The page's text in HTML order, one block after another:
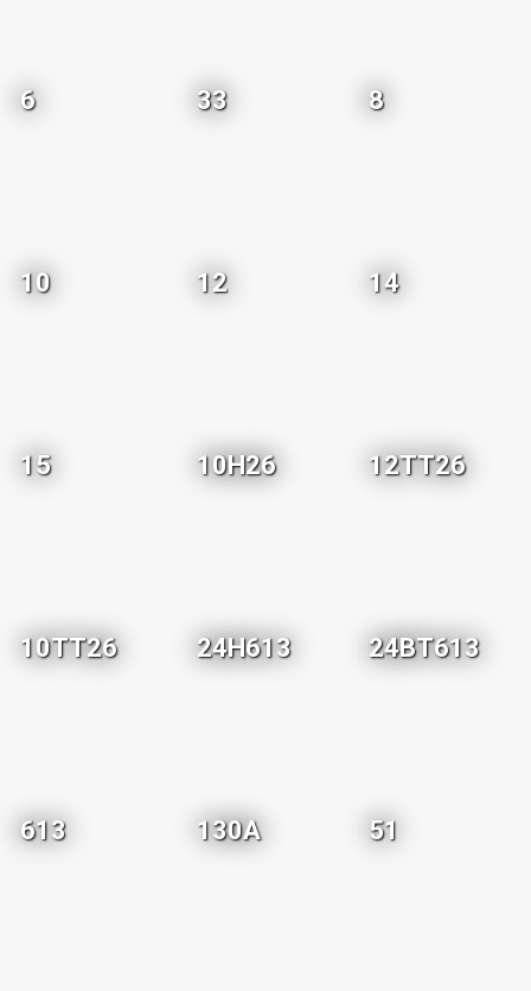
6 33 8
10 12 14
15 10H26 12TT26
10TT26 24H613 24BT613
613 130A 51